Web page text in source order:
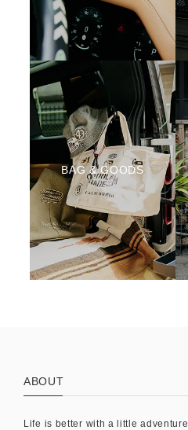
BAG & GOODS
ABOUT
Life is better with a little adventure.